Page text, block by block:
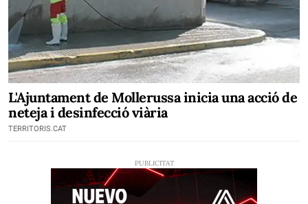
L'Ajuntament de Mollerussa inicia una acció de
neteja i desinfecció viària
TERRITORIS.CAT